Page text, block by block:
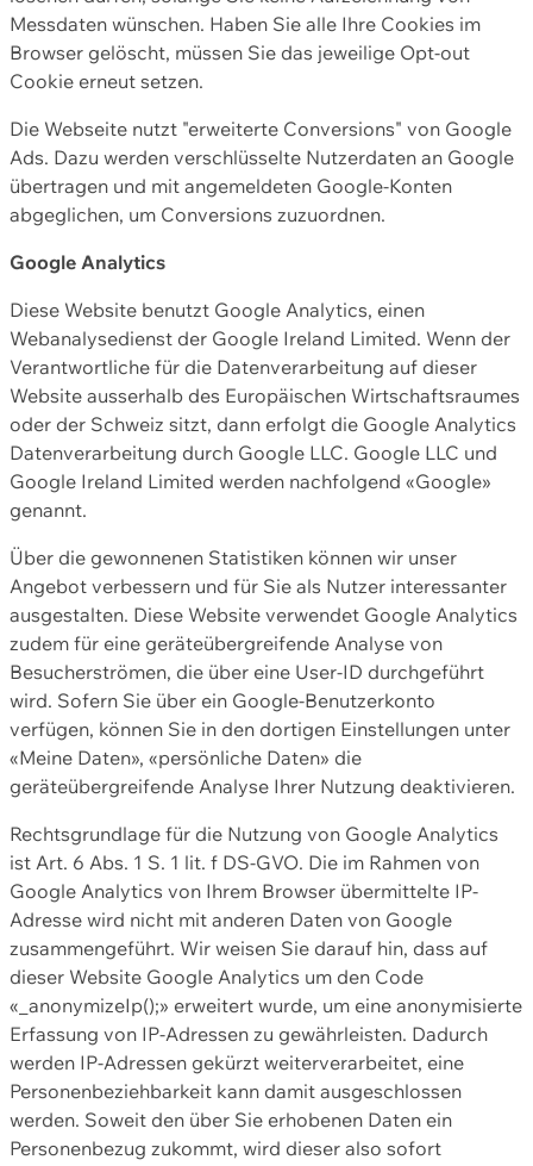
Messdaten wünschen. Haben Sie alle Ihre Cookies im
Browser gelöscht, müssen Sie das jeweilige Opt-out
Cookie erneut setzen.
Die Webseite nutzt "erweiterte Conversions" von Google
Ads. Dazu werden verschlüsselte Nutzerdaten an Google
übertragen und mit angemeldeten Google-Konten
abgeglichen, um Conversions zuzuordnen.
Google Analytics
Diese Website benutzt Google Analytics, einen
Webanalysedienst der Google Ireland Limited. Wenn der
Verantwortliche für die Datenverarbeitung auf dieser
Website ausserhalb des Europäischen Wirtschaftsraumes
oder der Schweiz sitzt, dann erfolgt die Google Analytics
Datenverarbeitung durch Google LLC. Google LLC und
Google Ireland Limited werden nachfolgend «Google»
genannt.
Über die gewonnenen Statistiken können wir unser
Angebot verbessern und für Sie als Nutzer interessanter
ausgestalten. Diese Website verwendet Google Analytics
zudem für eine geräteübergreifende Analyse von
Besucherströmen, die über eine User-ID durchgeführt
wird. Sofern Sie über ein Google-Benutzerkonto
verfügen, können Sie in den dortigen Einstellungen unter
«Meine Daten», «persönliche Daten» die
geräteübergreifende Analyse Ihrer Nutzung deaktivieren.
Rechtsgrundlage für die Nutzung von Google Analytics
ist Art. 6 Abs. 1 S. 1 lit. f DS-GVO. Die im Rahmen von
Google Analytics von Ihrem Browser übermittelte IP-
Adresse wird nicht mit anderen Daten von Google
zusammengeführt. Wir weisen Sie darauf hin, dass auf
dieser Website Google Analytics um den Code
«_anonymizeIp();» erweitert wurde, um eine anonymisierte
Erfassung von IP-Adressen zu gewährleisten. Dadurch
werden IP-Adressen gekürzt weiterverarbeitet, eine
Personenbeziehbarkeit kann damit ausgeschlossen
werden. Soweit den über Sie erhobenen Daten ein
Personenbezug zukommt, wird dieser also sofort